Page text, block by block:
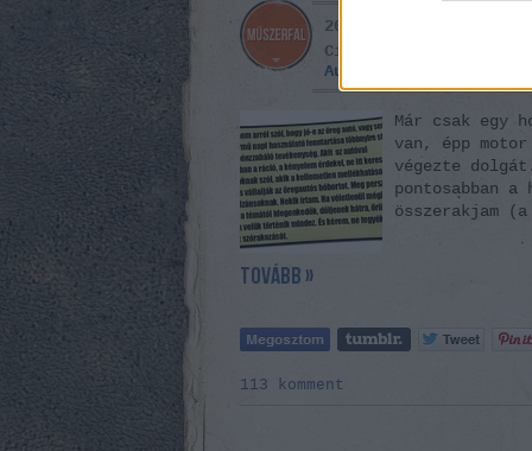
2014. június 22. -
Címkék:
Autobianchi
Már csak egy
van, épp
végezte
pontosabban
összerakjam
tovább »
113 komment